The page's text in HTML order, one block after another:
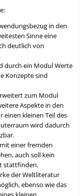
in den
Sinne eine
deutlich von
durch ein Modul Werte
Konzepte sind
zum Modul
Aspekte in den
einen kleinen Teil des
wird dadurch
einer fremden
auch soll kein
stattfinden.
der Weltliteratur
ebenso wie das